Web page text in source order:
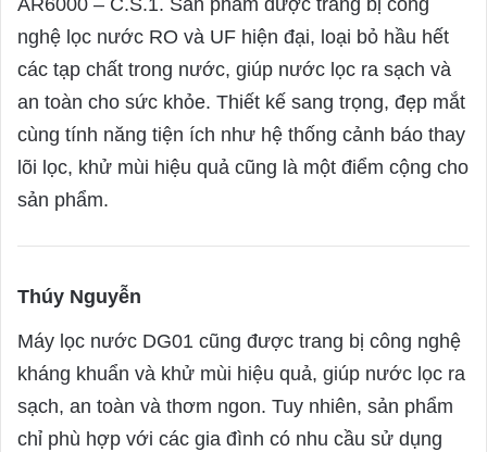
s
:
AR6000 – C.S.1. Sản phẩm được trang bị công
nghệ lọc nước RO và UF hiện đại, loại bỏ hầu hết
các tạp chất trong nước, giúp nước lọc ra sạch và
an toàn cho sức khỏe. Thiết kế sang trọng, đẹp mắt
cùng tính năng tiện ích như hệ thống cảnh báo thay
lõi lọc, khử mùi hiệu quả cũng là một điểm cộng cho
sản phẩm.
Thúy Nguyễn
a
y
s
:
Máy lọc nước DG01 cũng được trang bị công nghệ
kháng khuẩn và khử mùi hiệu quả, giúp nước lọc ra
sạch, an toàn và thơm ngon. Tuy nhiên, sản phẩm
chỉ phù hợp với các gia đình có nhu cầu sử dụng